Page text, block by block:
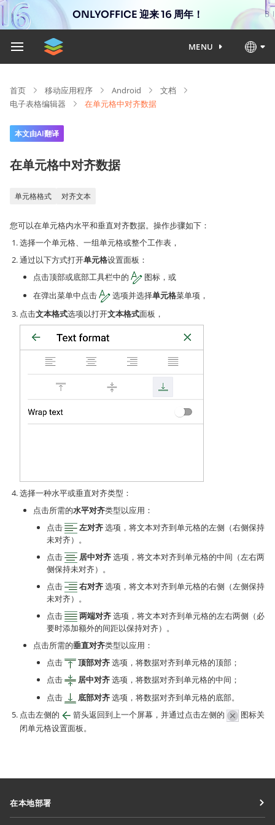
ONLYOFFICE 迎来 16 周年！
MENU
首页 移动应用程序 Android
文档
电子表格编辑器
在单元格中对齐数据
本文由AI翻译
在单元格中对齐数据
单元格格式 对齐文本
您可以在单元格内水平和垂直对齐数据。操作步骤如下：
选择一个单元格、一组单元格或整个工作表，
通过以下方式打开单元格设置面板：
点击顶部或底部工具栏中的
图标，或
在弹出菜单中点击
选项并选择单元格菜单项，
点击文本格式选项以打开文本格式面板，
选择一种水平或垂直对齐类型：
点击所需的水平对齐类型以应用：
点击
左对齐选项，将文本对齐到单元格的左侧（右侧保持
未对齐）。
点击
居中对齐选项，将文本对齐到单元格的中间（左右两
侧保持未对齐）。
点击
右对齐选项，将文本对齐到单元格的右侧（左侧保持
未对齐）。
点击
两端对齐选项，将文本对齐到单元格的左右两侧（必
要时添加额外的间距以保持对齐）。
点击所需的垂直对齐类型以应用：
点击
顶部对齐选项，将数据对齐到单元格的顶部；
点击
居中对齐选项，将数据对齐到单元格的中间；
点击
底部对齐选项，将数据对齐到单元格的底部。
点击左侧的
箭头返回到上一个屏幕，并通过点击左侧的
图标关
闭单元格设置面板。
在本地部署